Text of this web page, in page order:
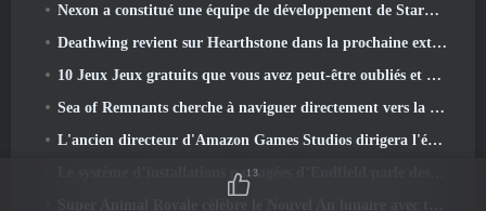
Nexon a constitué une équipe de développement de StarCraft Shooter selon un rapport du magasin coréen
Deathwing revient sur Hearthstone dans la prochaine extension Cataclysm
10 Jeux Jeux gratuits que vous avez peut-être oubliés et qui participent au PvP Fest de Steam
Sea of ​​Remnants cherche à naviguer directement vers la grandeur
L'ancien directeur d'Amazon Games Studios dirigera l'édition occidentale d'Aion 2
Le système d’installations partagées d’Endfield parle des joueurs
13